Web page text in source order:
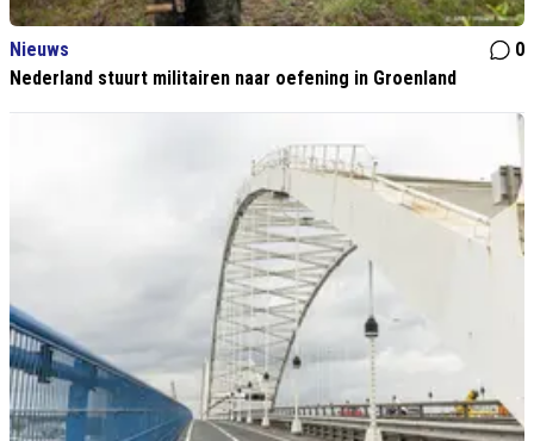
Nieuws
0
Nederland stuurt militairen naar oefening in Groenland